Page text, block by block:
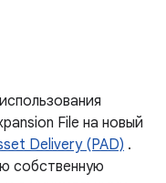
File на новый
Delivery (PAD) .
собственную